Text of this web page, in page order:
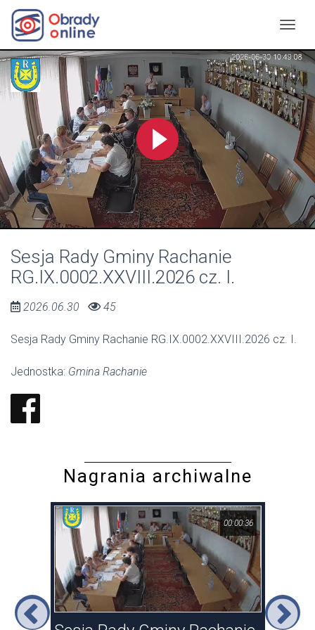
Sesja Rady Gminy Rachanie
RG.IX.0002.XXVIII.2026 cz. I.
2026.06.30 45
Sesja Rady Gminy Rachanie RG.IX.0002.XXVIII.2026 cz. I.
Jednostka: Gmina Rachanie
Nagrania archiwalne
00:00:36